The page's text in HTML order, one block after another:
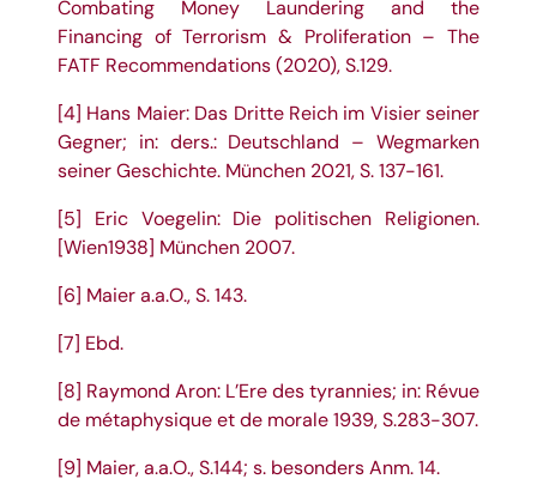
Combating Money Laundering and the
Financing of Terrorism & Proliferation – The
FATF Recommendations (2020), S.129.
[4] Hans Maier: Das Dritte Reich im Visier seiner
Gegner; in: ders.: Deutschland – Wegmarken
seiner Geschichte. München 2021, S. 137-161.
[5]
Eric Voegelin: Die politischen Religionen.
[Wien1938] München 2007.
[6] Maier a.a.O., S. 143.
[7] Ebd.
[8] Raymond Aron: L’Ere des tyrannies; in: Révue
de métaphysique et de morale 1939, S.283-307.
[9] Maier, a.a.O., S.144; s. besonders Anm. 14.